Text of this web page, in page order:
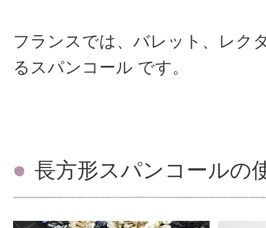
フランスでは、バレット、レク
るスパンコール です。
長方形スパンコールの